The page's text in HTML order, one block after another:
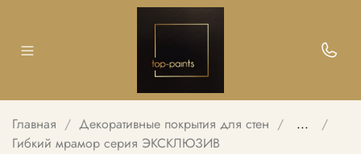
Главная Декоративные покрытия для стен
...
Гибкий мрамор серия ЭКСКЛЮЗИВ